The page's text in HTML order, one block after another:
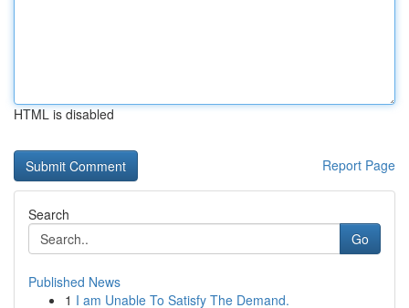
HTML is disabled
Report Page
Search
Go
Published News
1 I am Unable To Satisfy The Demand.